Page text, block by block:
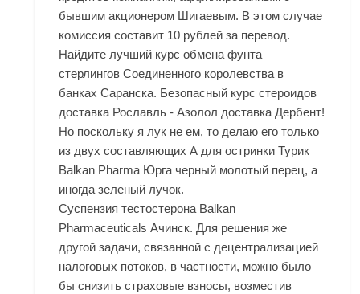
бывшим акционером Шигаевым. В этом случае
комиссия составит 10 рублей за перевод.
Найдите лучший курс обмена фунта
стерлингов Соединенного королевства в
банках Саранска. Безопасный курс стероидов
доставка Рославль - Азолол доставка Дербент!
Но поскольку я лук не ем, то делаю его только
из двух составляющих А для остринки Турик
Balkan Pharma Юрга черный молотый перец, а
иногда зеленый лучок.
Суспензия тестостерона Balkan
Pharmaceuticals Ачинск. Для решения же
другой задачи, связанной с децентрализацией
налоговых потоков, в частности, можно было
бы снизить страховые взносы, возместив